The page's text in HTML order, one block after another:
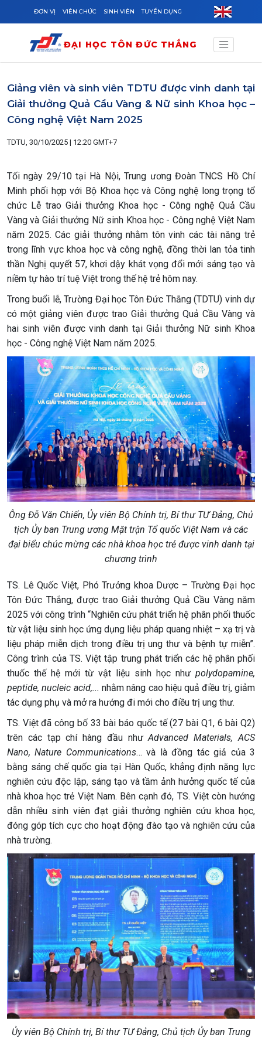
Skip to main content
ĐƠN VỊ VIÊN CHỨC SINH VIÊN TUYỂN DỤNG
ĐẠI HỌC TÔN ĐỨC THẮNG
Giảng viên và sinh viên TDTU được vinh danh tại
Giải thưởng Quả Cầu Vàng & Nữ sinh Khoa học –
Công nghệ Việt Nam 2025
TDTU, 30/10/2025 | 12:20 GMT+7
Tối ngày 29/10 tại Hà Nội, Trung ương Đoàn TNCS Hồ Chí
Minh phối hợp với Bộ Khoa học và Công nghệ long trọng tổ
chức Lễ trao Giải thưởng Khoa học - Công nghệ Quả Cầu
Vàng và Giải thưởng Nữ sinh Khoa học - Công nghệ Việt Nam
năm 2025. Các giải thưởng nhằm tôn vinh các tài năng trẻ
trong lĩnh vực khoa học và công nghệ, đồng thời lan tỏa tinh
thần Nghị quyết 57, khơi dậy khát vọng đổi mới sáng tạo và
niềm tự hào trí tuệ Việt trong thế hệ trẻ hôm nay.
Trong buổi lễ, Trường Đại học Tôn Đức Thắng (TDTU) vinh dự
có một giảng viên được trao Giải thưởng Quả Cầu Vàng và
hai sinh viên được vinh danh tại Giải thưởng Nữ sinh Khoa
học - Công nghệ Việt Nam năm 2025.
Ông Đỗ Văn Chiến, Ủy viên Bộ Chính trị, Bí thư TƯ Đảng, Chủ
tịch Ủy ban Trung ương Mặt trận Tổ quốc Việt Nam và các
đại biểu chúc mừng các nhà khoa học trẻ được vinh danh tại
chương trình
TS. Lê Quốc Việt, Phó Trưởng khoa Dược – Trường Đại học
Tôn Đức Thắng, được trao Giải thưởng Quả Cầu Vàng năm
2025 với công trình “Nghiên cứu phát triển hệ phân phối thuốc
từ vật liệu sinh học ứng dụng liệu pháp quang nhiệt – xạ trị và
liệu pháp miễn dịch trong điều trị ung thư và bệnh tự miễn”.
Công trình của TS. Việt tập trung phát triển các hệ phân phối
thuốc thế hệ mới từ vật liệu sinh học như polydopamine,
peptide, nucleic acid,... nhằm nâng cao hiệu quả điều trị, giảm
tác dụng phụ và mở ra hướng đi mới cho điều trị ung thư.
TS. Việt đã công bố 33 bài báo quốc tế (27 bài Q1, 6 bài Q2)
trên các tạp chí hàng đầu nhưAdvanced Materials, ACS
Nano, Nature Communications… và là đồng tác giả của 3
bằng sáng chế quốc gia tại Hàn Quốc, khẳng định năng lực
nghiên cứu độc lập, sáng tạo và tầm ảnh hưởng quốc tế của
nhà khoa học trẻ Việt Nam. Bên cạnh đó, TS. Việt còn hướng
dẫn nhiều sinh viên đạt giải thưởng nghiên cứu khoa học,
đóng góp tích cực cho hoạt động đào tạo và nghiên cứu của
nhà trường.
Ủy viên Bộ Chính trị, Bí thư TƯ Đảng, Chủ tịch Ủy ban Trung